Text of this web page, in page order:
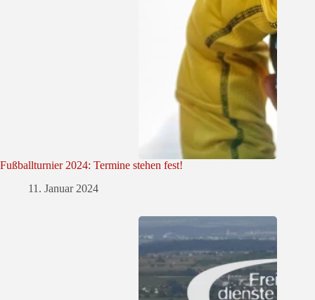
Fußballturnier 2024: Termine stehen fest!
11. Januar 2024